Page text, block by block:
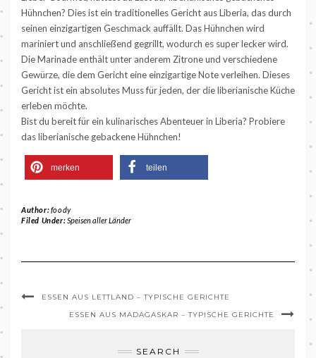
Hühnchen? Dies ist ein traditionelles Gericht aus Liberia, das durch
seinen einzigartigen Geschmack auffällt. Das Hühnchen wird
mariniert und anschließend gegrillt, wodurch es super lecker wird.
Die Marinade enthält unter anderem Zitrone und verschiedene
Gewürze, die dem Gericht eine einzigartige Note verleihen. Dieses
Gericht ist ein absolutes Muss für jeden, der die liberianische Küche
erleben möchte.
Bist du bereit für ein kulinarisches Abenteuer in Liberia? Probiere
das liberianische gebackene Hühnchen!
merken teilen
Author:foody
Filed Under:Speisen aller Länder
ESSEN AUS LETTLAND – TYPISCHE GERICHTE
ESSEN AUS MADAGASKAR – TYPISCHE GERICHTE
SEARCH